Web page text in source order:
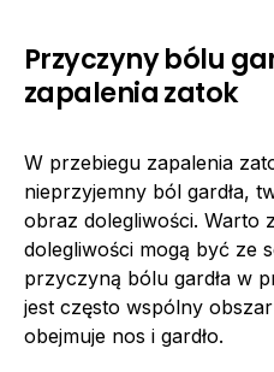
Przyczyny bólu
zapalenia zatok
W przebiegu zapalenia
nieprzyjemny ból gardła,
obraz dolegliwości. Warto
dolegliwości mogą być ze
przyczyną bólu gardła w
jest często wspólny
obejmuje nos i gardło.